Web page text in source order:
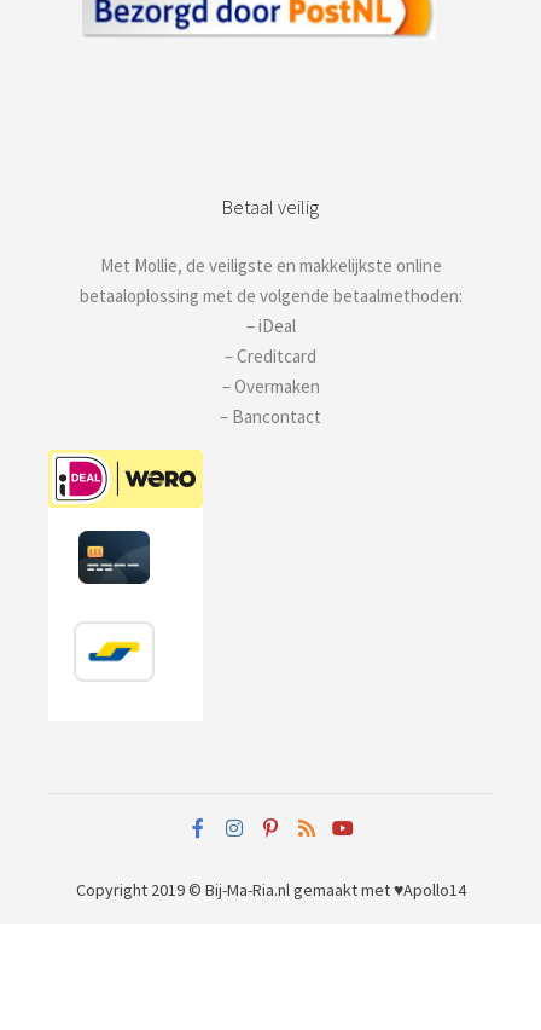
Betaal veilig
Met Mollie, de veiligste en makkelijkste online
betaaloplossing met de volgende betaalmethoden:
– iDeal
– Creditcard
– Overmaken
– Bancontact
Copyright 2019 © Bij-Ma-Ria.nlgemaakt met ♥Apollo14